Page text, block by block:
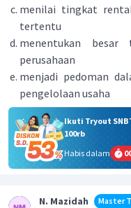
menilai tingkat
tertentu
menentukan
perusahaan
menjadi pedoman
pengelolaan usaha
Ikuti Tryout
100rb
Habis dalam
N. Mazidah
Master